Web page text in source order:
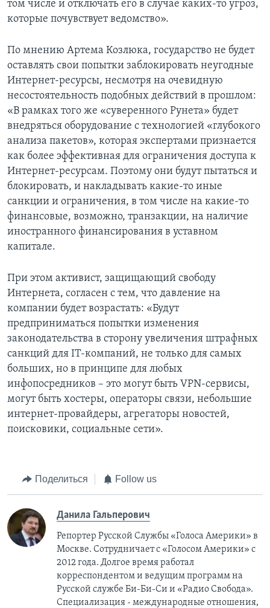
том числе и отключать его в случае каких-то угроз,
которые почувствует ведомство».
По мнению Артема Козлюка, государство не будет
оставлять свои попытки заблокировать неугодные
Интернет-ресурсы, несмотря на очевидную
несостоятельность подобных действий в прошлом:
«В рамках того же «суверенного Рунета» будет
внедряться оборудование с технологией «глубокого
анализа пакетов», которая экспертами признается
как более эффективная для ограничения доступа к
Интернет-ресурсам. Поэтому они будут пытаться и
блокировать, и накладывать какие-то иные
санкции и ограничения, в том числе на какие-то
финансовые, возможно, транзакции, на наличие
иностранного финансирования в уставном
капитале.
При этом активист, защищающий свободу
Интернета, согласен с тем, что давление на
компании будет возрастать: «Будут
предприниматься попытки изменения
законодательства в сторону увеличения штрафных
санкций для IT-компаний, не только для самых
больших, но в принципе для любых
инфопосредников – это могут быть VPN-сервисы,
могут быть хостеры, операторы связи, небольшие
интернет-провайдеры, агрегаторы новостей,
поисковики, социальные сети».
Поделиться Follow us
Данила Гальперович
Репортер Русской Службы «Голоса Америки» в
Москве. Сотрудничает с «Голосом Америки» с
2012 года. Долгое время работал
корреспондентом и ведущим программ на
Русской службе Би-Би-Си и «Радио Свобода».
Специализация - международные отношения,